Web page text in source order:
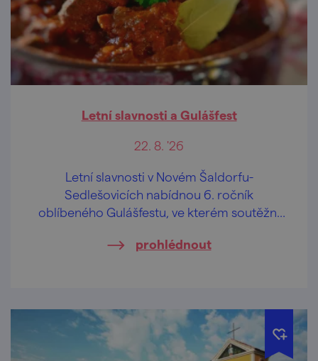
Letní slavnosti a Gulášfest
22. 8. '26
Letní slavnosti v Novém Šaldorfu-
Sedlešovicích nabídnou 6. ročník
oblíbeného Gulášfestu, ve kterém soutěžní
prohlédnout